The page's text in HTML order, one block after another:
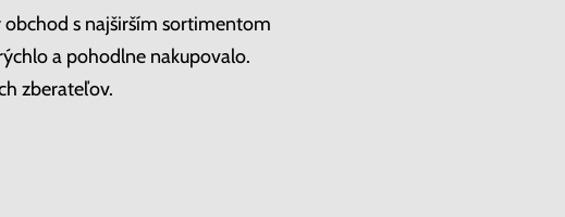
s najširším sortimentom
a pohodlne nakupovalo.
zberateľov.